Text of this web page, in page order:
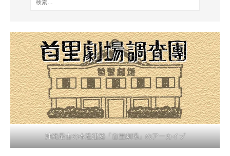
沖縄最古の木造建築「首里劇場」のアーカイブ